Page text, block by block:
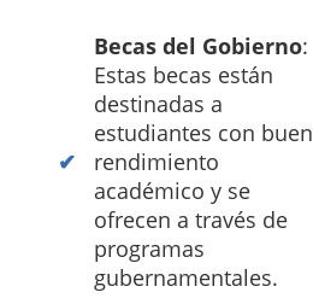
Becas del Gobierno:
Estas becas están
destinadas a
estudiantes con buen
rendimiento
académico y se
ofrecen a través de
programas
gubernamentales.